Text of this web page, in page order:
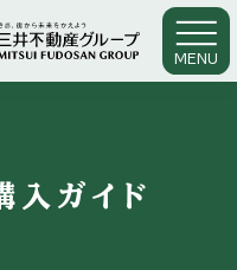
MENU
入ガイド